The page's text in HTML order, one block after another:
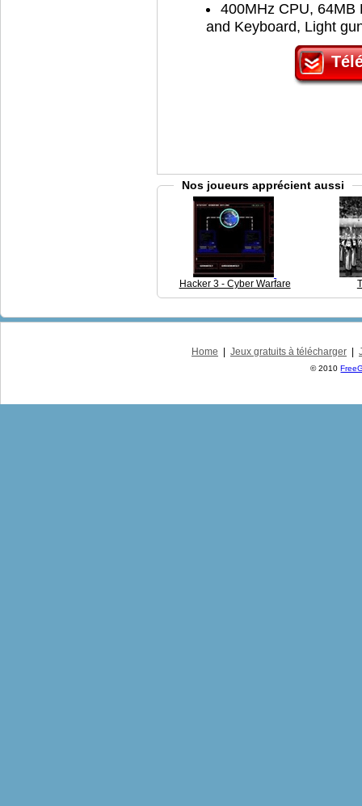
400MHz CPU, 64MB
and Keyboard, Light
Nos joueurs apprécient aussi
Hacker 3 - Cyber Warfare
Home Jeux gratuits à télécharger
© 2010